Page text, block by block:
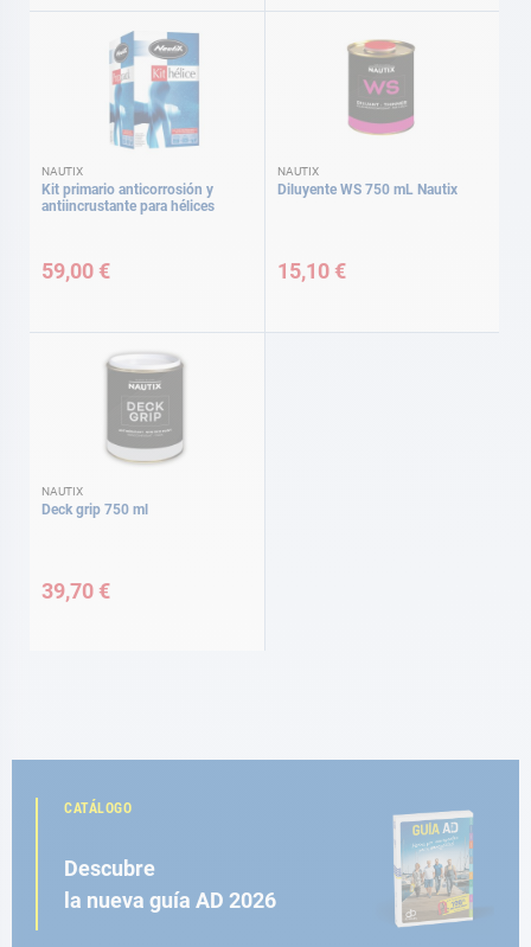
NAUTIX
Kit primario anticorrosión y
antiincrustante para hélices
59,00 €
NAUTIX
Diluyente WS 750 mL Nautix
15,10 €
NAUTIX
Deck grip 750 ml
39,70 €
CATÁLOGO
Descubre
la nueva guía AD 2026